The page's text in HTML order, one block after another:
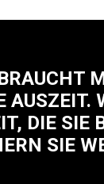
AUSZEIT.
DIE SIE
SIE